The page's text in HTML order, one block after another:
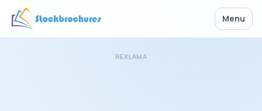
Menu
REKLAMA